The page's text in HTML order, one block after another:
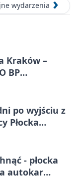
wydarzenia
Kraków –
BP
przerwą
po wyjściu z
Płocka
- płocka
autokar